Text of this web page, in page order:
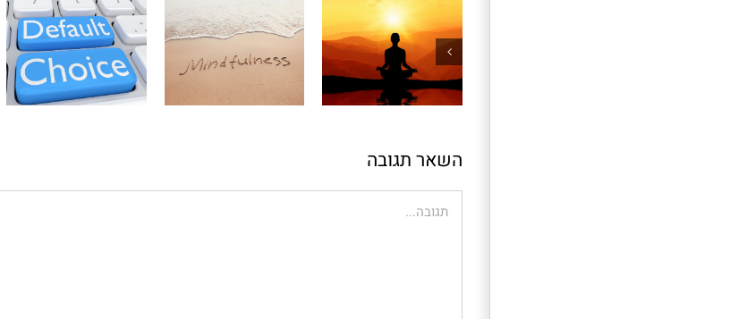
על ספורט
שלנו
ברירות מחדל
והשתחררות מהן
השאר תגובה